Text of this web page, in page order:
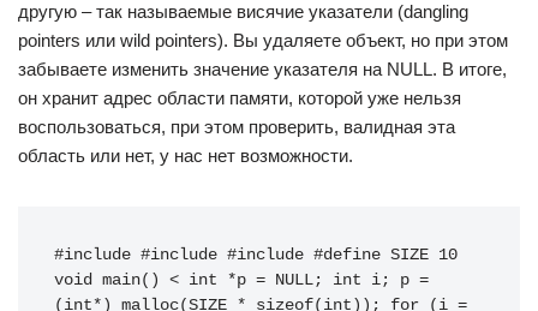
другую – так называемые висячие указатели (dangling
pointers или wild pointers). Вы удаляете объект, но при этом
забываете изменить значение указателя на NULL. В итоге,
он хранит адрес области памяти, которой уже нельзя
воспользоваться, при этом проверить, валидная эта
область или нет, у нас нет возможности.
#include #include #include #define SIZE 10
void main() < int *p = NULL; int i; p =
(int*) malloc(SIZE * sizeof(int)); for (i =